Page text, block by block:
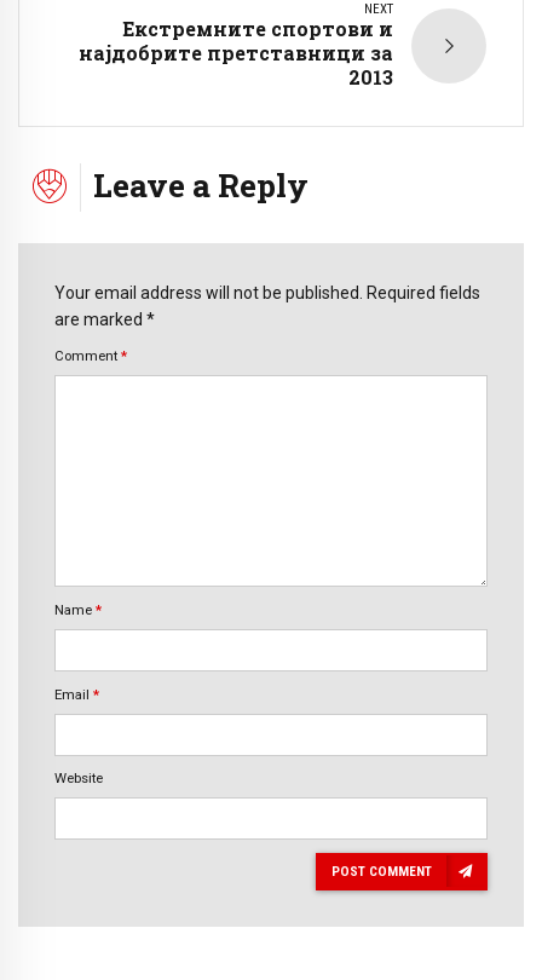
NEXT
Екстремните спортови и
најдобрите претставници за
2013
Leave a Reply
Your email address will not be published. Required fields
are marked *
Comment *
Name *
Email *
Website
POST COMMENT